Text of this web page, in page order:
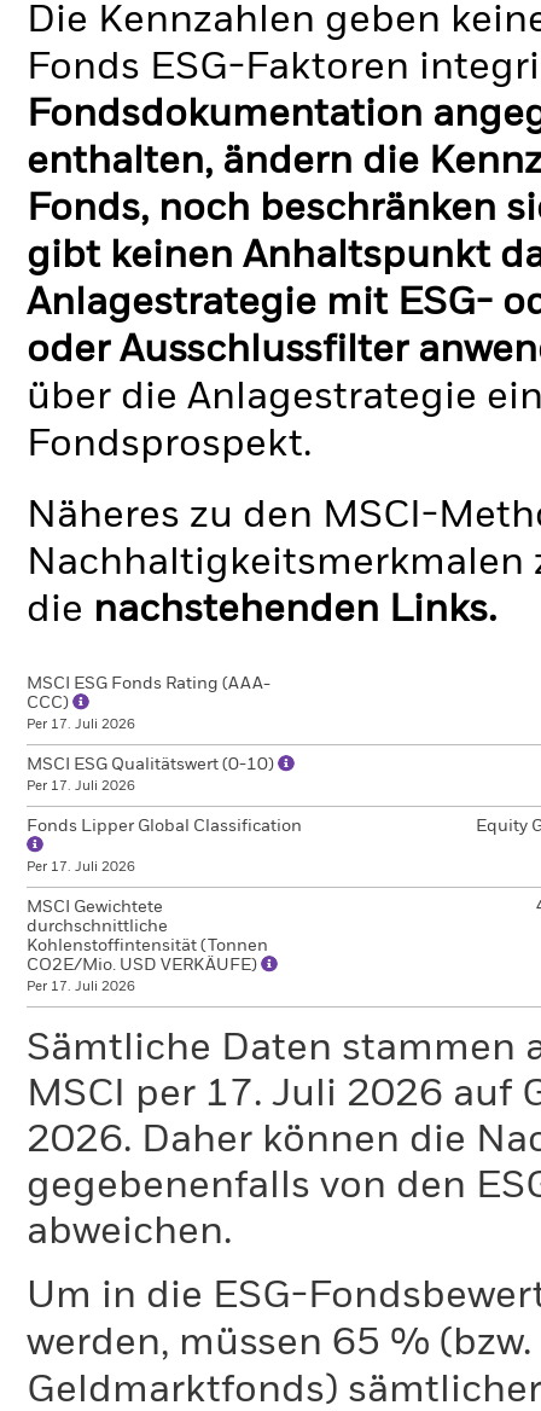
Die Kennzahlen geben
Fonds ESG-Faktoren
Fondsdokumentation
enthalten, ändern die
Fonds, noch beschränken
gibt keinen Anhaltspunkt
Anlagestrategie mit ESG-
oder Ausschlussfilter
über die Anlagestrategie
Fondsprospekt.
Näheres zu den MSCI-
Nachhaltigkeitsmerkmalen
die nachstehenden Links.
MSCI ESG Fonds Rating (AAA-
CCC)
Per 17. Juli 2026
MSCI ESG Qualitätswert (0-10)
Per 17. Juli 2026
Fonds Lipper Global Classification
Per 17. Juli 2026
Equity
MSCI Gewichtete
durchschnittliche
Kohlenstoffintensität (Tonnen
CO2E/Mio. USD VERKÄUFE)
Per 17. Juli 2026
Sämtliche Daten stammen
MSCI per 17. Juli 2026 auf
2026. Daher können die
gegebenenfalls von den
abweichen.
Um in die ESG-
werden, müssen 65 %
Geldmarktfonds)